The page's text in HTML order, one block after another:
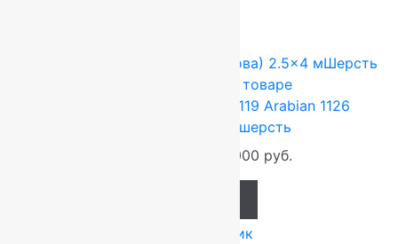
FLOARE-CARPET (Ковры Молдова) 2.5x4 мШерсть
Подробнее о товаре
Ковер шерстяной Прямой 119 Arabian 1126
2,50×4,00 м, 100% шерсть
110 000 руб.
Купить в 1 клик